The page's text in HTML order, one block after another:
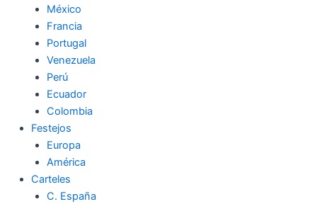
México
Francia
Portugal
Venezuela
Perú
Ecuador
Colombia
Festejos
Europa
América
Carteles
C. España